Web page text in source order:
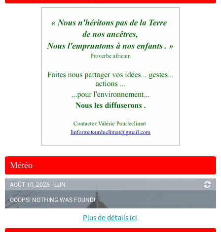
Météo
AOÛT 10, 2026 - LUN.
OOOPS! NOTHING WAS FOUND!
Plus de détails ici.